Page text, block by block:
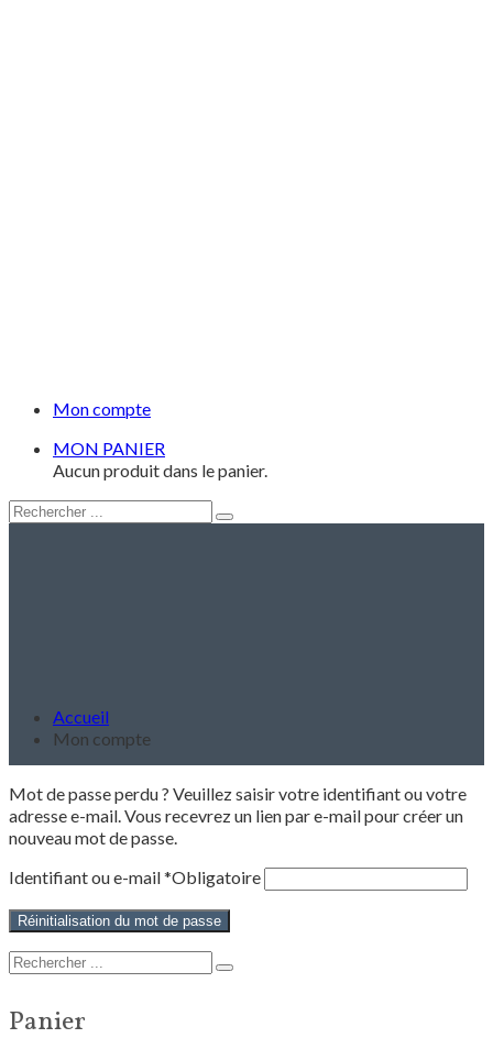
Mon compte
MON PANIER
Aucun produit dans le panier.
Accueil
Mon compte
Mot de passe perdu ? Veuillez saisir votre identifiant ou votre
adresse e-mail. Vous recevrez un lien par e-mail pour créer un
nouveau mot de passe.
Identifiant ou e-mail*Obligatoire
Réinitialisation du mot de passe
Panier